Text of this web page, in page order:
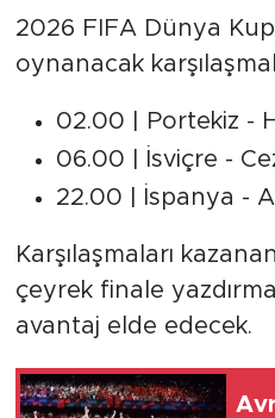
2026 FIFA Dünya
oynanacak
02.00 | Portekiz -
06.00 | İsviçre -
22.00 | İspanya -
Karşılaşmaları
çeyrek finale
avantaj elde edecek.